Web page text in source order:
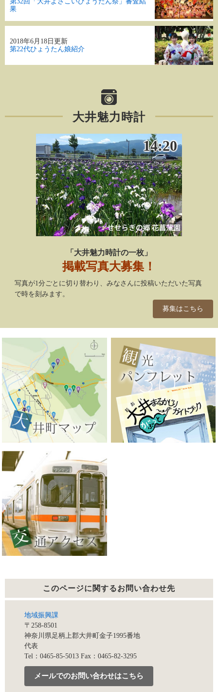
果
2018年6月18日更新
第22代ひょうたん娘紹介
大井魅力時計
14:20
「大井魅力時計の一枚」
掲載写真大募集！
写真が1分ごとに切り替わり、みなさんに投稿いただいた写真
で時を刻みます。
募集はこちら
このページに関するお問い合わせ先
地域振興課
〒258-8501
神奈川県足柄上郡大井町金子1995番地
代表
Tel：0465-85-5013 Fax：0465-82-3295
メールでのお問い合わせはこちら